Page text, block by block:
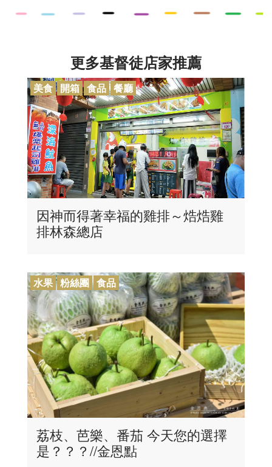
更多基督徒店家推薦
美食 開箱 食品 餐廳
因神而得著幸福的雞排～焅焅雞
排林森總店
水果 粉絲團 食品
荔枝、芭樂、番茄 今天您的選擇
是？？？//金恩點